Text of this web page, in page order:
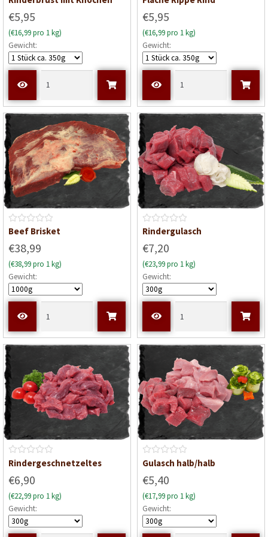
w
e
r
t
m
i
t
v
o
n
5
€5,95
(€16,99 pro 1 kg)
Gewicht:
w
e
r
t
m
i
t
v
o
n
5
€5,95
(€16,99 pro 1 kg)
Gewicht:
B
w
e
r
t
m
i
t
v
o
n
5
Beef Brisket
€38,99
(€38,99 pro 1 kg)
Gewicht:
B
w
e
r
t
m
i
t
v
o
n
5
Rindergulasch
€7,20
(€23,99 pro 1 kg)
Gewicht:
B
w
e
r
t
Rindergeschnetzeltes
€6,90
(€22,99 pro 1 kg)
Gewicht:
B
w
e
r
t
Gulasch halb/halb
€5,40
(€17,99 pro 1 kg)
Gewicht: